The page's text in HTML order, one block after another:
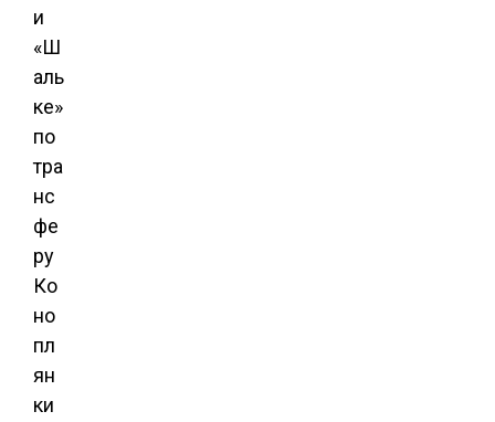
и
«Ш
аль
ке»
по
тра
нс
фе
ру
Ко
но
пл
ян
ки